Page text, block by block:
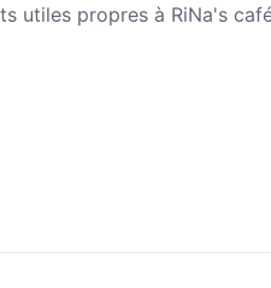
utiles propres à RiNa's